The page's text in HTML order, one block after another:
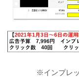
※インプレ